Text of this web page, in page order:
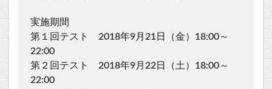
実施期間
第１回テスト 2018年9月21日（金）18:00～
22:00
第２回テスト 2018年9月22日（土）18:00～
22:00